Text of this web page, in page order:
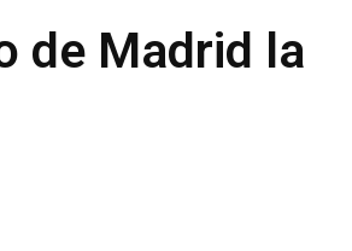
de Madrid la